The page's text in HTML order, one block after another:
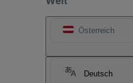
Österreich
Deutsch